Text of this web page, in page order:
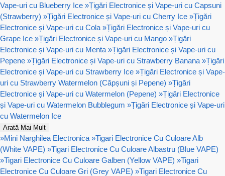
Vape-uri cu Blueberry Ice »Țigări Electronice și Vape-uri cu Capsuni
(Strawberry) »Țigări Electronice și Vape-uri cu Cherry Ice »Țigări
Electronice și Vape-uri cu Cola »Țigări Electronice și Vape-uri cu
Grape Ice »Țigări Electronice și Vape-uri cu Mango »Țigări
Electronice și Vape-uri cu Menta »Țigări Electronice și Vape-uri cu
Pepene »Țigări Electronice și Vape-uri cu Strawberry Banana »Țigări
Electronice și Vape-uri cu Strawberry Ice »Țigări Electronice și Vape-
uri cu Strawberry Watermelon (Căpșuni și Pepene) »Țigări
Electronice și Vape-uri cu Watermelon (Pepene) »Țigări Electronice
și Vape-uri cu Watermelon Bubblegum »Țigări Electronice și Vape-uri
cu Watermelon Ice
Arată Mai Mult
»Mini Narghilea Electronica »Tigari Electronice Cu Culoare Alb
(White VAPE) »Tigari Electronice Cu Culoare Albastru (Blue VAPE)
»Tigari Electronice Cu Culoare Galben (Yellow VAPE) »Tigari
Electronice Cu Culoare Gri (Grey VAPE) »Tigari Electronice Cu